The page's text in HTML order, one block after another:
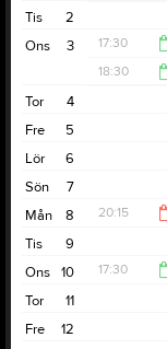
20:00
2
Tis
3
Ons 17:30
18:30
4
Tor
5
Fre
6
Lör
7
Sön
8
Mån 20:15
22:15
9
Tis
10
Ons 17:30
11
Tor
12
Fre